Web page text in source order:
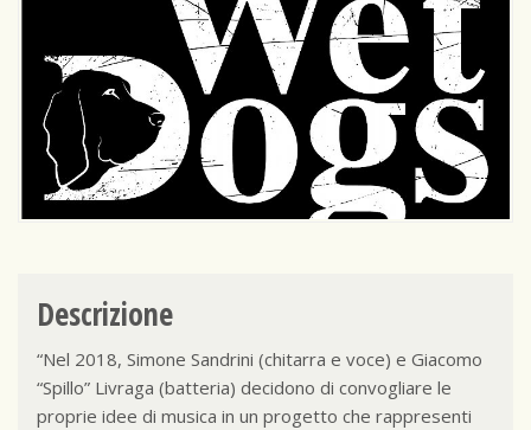
Descrizione
“Nel 2018, Simone Sandrini (chitarra e voce) e Giacomo
“Spillo” Livraga (batteria) decidono di convogliare le
proprie idee di musica in un progetto che rappresenti